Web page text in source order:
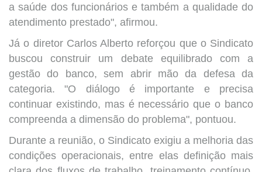
a saúde dos funcionários e também a qualidade do
atendimento prestado", afirmou.
Já o diretor Carlos Alberto reforçou que o Sindicato
buscou construir um debate equilibrado com a
gestão do banco, sem abrir mão da defesa da
categoria. "O diálogo é importante e precisa
continuar existindo, mas é necessário que o banco
compreenda a dimensão do problema", pontuou.
Durante a reunião, o Sindicato exigiu a melhoria das
condições operacionais, entre elas definição mais